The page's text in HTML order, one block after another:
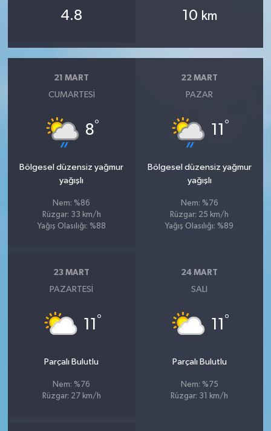
4.8 10 km
21 MART
CUMARTESI
8°
Bölgesel düzensiz yağmur
yağışlı
Nem: %86
Rüzgar: 33 km/h
Yağış Olasılığı: %88
22 MART
PAZAR
11 °
Bölgesel düzensiz yağmur
yağışlı
Nem: %76
Rüzgar: 25 km/h
Yağış Olasılığı: %89
23 MART
PAZARTESI
11 °
Parçalı Bulutlu
Nem: %76
Rüzgar: 27 km/h
24 MART
SALI
11 °
Parçalı Bulutlu
Nem: %75
Rüzgar: 31 km/h